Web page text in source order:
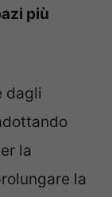
più
dagli
la
la